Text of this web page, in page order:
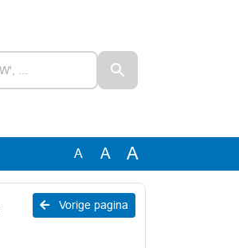
A A A
Vorige pagina